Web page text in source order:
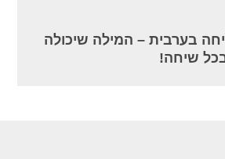
בערבית – המילה שיכולה
שיחה!